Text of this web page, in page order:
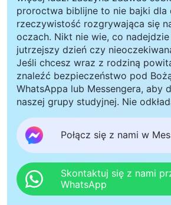
proroctwa biblijne to nie bajki dla
rzeczywistość rozgrywająca się
oczach. Nikt nie wie, co
jutrzejszy dzień czy
Jeśli chcesz wraz z rodziną
znaleźć bezpieczeństwo pod
WhatsAppa lub Messengera, aby
naszej grupy studyjnej. Nie
Połącz się z nami w
Skontaktuj się z nami
WhatsApp